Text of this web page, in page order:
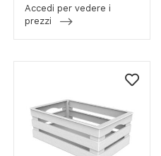
Accedi per vedere i
prezzi